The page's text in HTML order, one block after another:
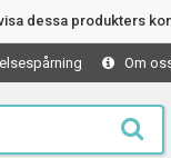
dessa produkters
Om